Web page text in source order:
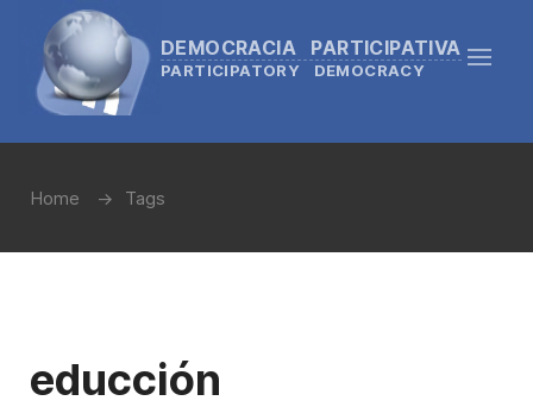
DEMOCRACIA PARTICIPATIVA
PARTICIPATORY DEMOCRACY
Home Tags
educción